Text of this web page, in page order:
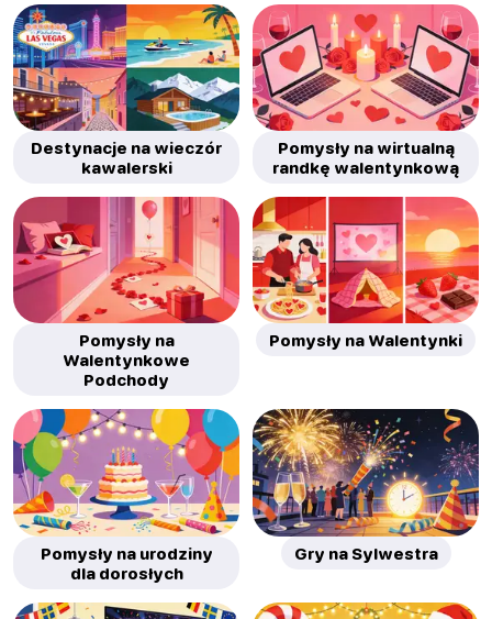
Destynacje na wieczór
kawalerski
Pomysły na wirtualną
randkę walentynkową
Pomysły na
Walentynkowe
Podchody
Pomysły na Walentynki
Pomysły na urodziny
dla dorosłych
Gry na Sylwestra